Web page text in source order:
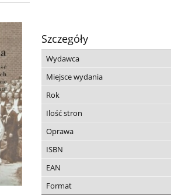
Szczegóły
Wydawca
Miejsce wydania
Rok
Ilość stron
Oprawa
ISBN
EAN
Format